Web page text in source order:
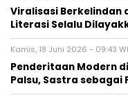
Viralisasi Berkelindan
Literasi Selalu
Kamis, 18 Juni 2026 - 09:43
Penderitaan Modern
Palsu, Sastra sebagai